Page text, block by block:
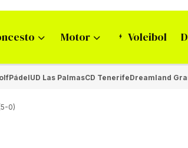
Motor Voleibol
PádelUD Las PalmasCD TenerifeDreamland
0)